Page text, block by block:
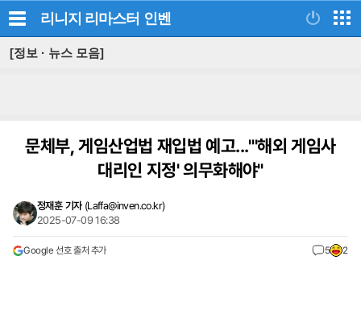
리니지 리마스터 인벤
[정보 · 뉴스 모음]
문체부, 게임산업법 재입법 예고..."'해외 게임사
대리인 지정' 의무화해야"
정재훈 기자 (Laffa@inven.co.kr)
2025-07-09 16:38
Google 선호 출처 추가 5 2